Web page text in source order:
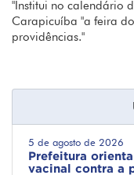
"Institui no calendário
Carapicuíba "a feira
providências."
5 de agosto de 2026
Prefeitura
vacinal contra a